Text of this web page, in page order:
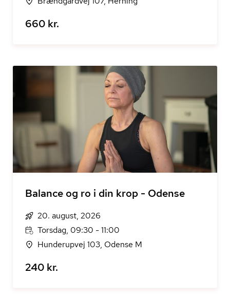
660 kr.
Balance og ro i din krop - Odense
20. august, 2026
Torsdag, 09:30 - 11:00
Hunderupvej 103, Odense M
240 kr.